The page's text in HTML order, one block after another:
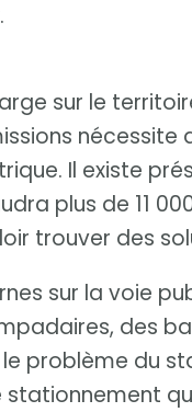
sur le
nécessite
Il existe
plus de 11
trouver des
sur la voie
des
problème du